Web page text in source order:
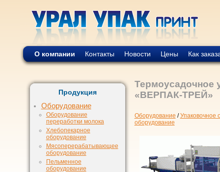
О компании Контакты Новости Цены Как
Продукция
Оборудование
Оборудование
переработки молока
Хлебопекарное
оборудование
Мясоперерабатывающее
оборудование
Пельменное
оборудование
Термоусадочное
«ВЕРПАК-ТРЕЙ»
Оборудование /Упаковочное
оборудование